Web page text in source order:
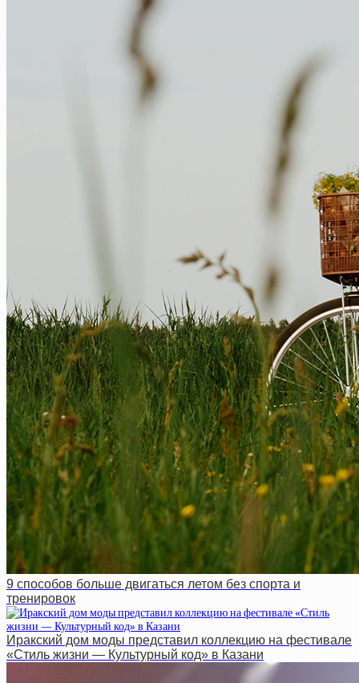
9 способов больше двигаться летом без спорта и
тренировок
Иракский дом моды представил коллекцию на фестивале
«Стиль жизни — Культурный код» в Казани